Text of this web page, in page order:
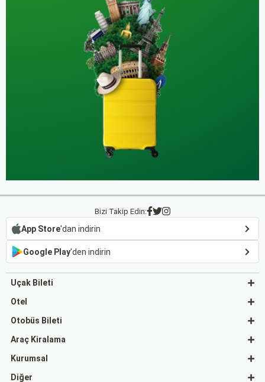
Bizi Takip Edin:
App Store'dan indirin
Google Play'den indirin
Uçak Bileti
Otel
Otobüs Bileti
Araç Kiralama
Kurumsal
Diğer